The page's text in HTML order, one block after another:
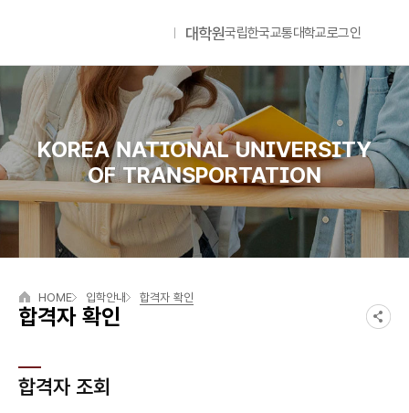
대학원국립한국교통대학교로그인
KOREA NATIONAL UNIVERSITY
OF TRANSPORTATION
합격자 확인
HOME 입학안내 합격자 확인
합격자 조회